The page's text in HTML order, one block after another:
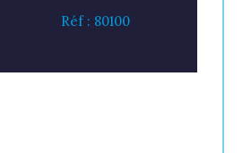
Réf : 80100